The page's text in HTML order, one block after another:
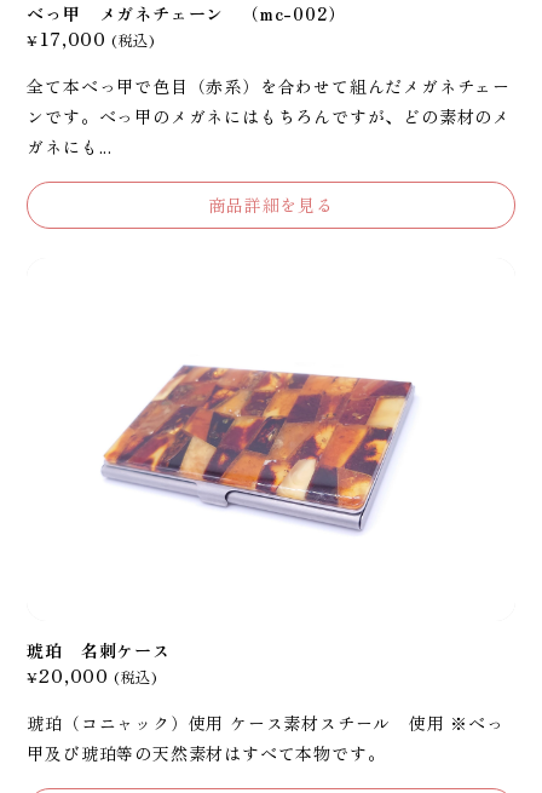
べっ甲 メガネチェーン （mc-002）
¥17,000 (税込)
全て本べっ甲で色目（赤系）を合わせて組んだメガネチェー
ンです。べっ甲のメガネにはもちろんですが、どの素材のメ
ガネにも...
商品詳細を見る
琥珀 名刺ケース
¥20,000 (税込)
琥珀（コニャック）使用 ケース素材スチール 使用 ※べっ
甲及び琥珀等の天然素材はすべて本物です。